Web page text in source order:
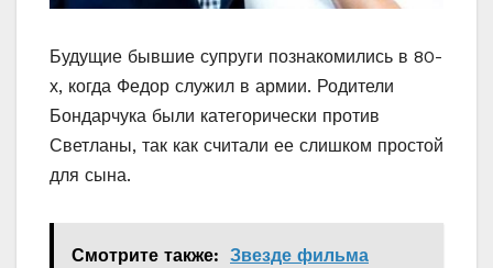
Будущие бывшие супруги познакомились в 80-
х, когда Федор служил в армии. Родители
Бондарчука были категорически против
Светланы, так как считали ее слишком простой
для сына.
Смотрите также: Звезде фильма